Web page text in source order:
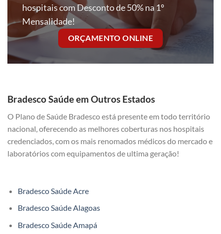
hospitais com Desconto de 50% na 1º
Mensalidade!
ORÇAMENTO ONLINE
Bradesco Saúde em Outros Estados
O Plano de Saúde Bradesco está presente em todo território
nacional, oferecendo as melhores coberturas nos hospitais
credenciados, com os mais renomados médicos do mercado e
laboratórios com equipamentos de ultima geração!
Bradesco Saúde Acre
Bradesco Saúde Alagoas
Bradesco Saúde Amapá